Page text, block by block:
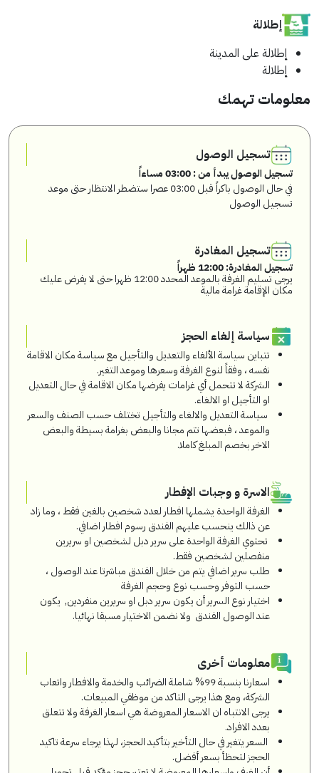
إطلالة
إطلالة على المدينة
إطلالة
معلومات تهمك
تسجيل الوصول
تسجيل الوصول يبدأ من : 03:00 مساءاً
في حال الوصول باكراً قبل 03:00 عصرا ستضطر الانتظار حتى موعد
تسجيل الوصول
تسجيل المغادرة
تسجيل المغادرة: 12:00 ظهراً
يرجى تسليم الغرفة بالموعد المحدد 12:00 ظهرا حتى لا يفرض عليك
مكان الإقامة غرامة مالية
سياسة إلغاء الحجز
تتباين سياسة الألغاء والتعديل والتأجيل مع سياسة مكان الاقامة
نفسه ، وفقاً لنوع الغرفة وسعرها وموعد التغير.
الشركة لا تتحمل أي غرامات يفرضها مكان الاقامة في حال التعديل
او التأجيل او الالغاء.
سياسة التعديل والالغاء والتأجيل تختلف حسب الصنف والسعر
والموعد ، فبعضها تتم مجانا والبعض بغرامة بسيطة والبعض
الاخر بخصم المبلغ كاملا.
الاسرة و وجبات الإفطار
الغرفة الواحدة يشملها افطار لعدد شخصين بالغين فقط ، وما زاد
عن ذالك ينحسب عليهم الفندق رسوم افطار اضافي.
تحتوي الغرفة الواحدة على سرير دبل لشخصين او سريرين
منفصلين لشخصين فقط.
طلب سرير اضافي يتم من خلال الفندق مباشرتا عند الوصول ،
حسب التوفر وحسب نوع وحجم الغرفة
اختيار نوع السرير أن يكون سرير دبل او سريرين منفردين, يكون
عند الوصول الفندق ولا نضمن الاختيار مسبقا نهائيا.
معلومات أخرى
اسعارنا بنسبة 99% شاملة الضرائب والخدمة والافطار واتعاب
الشركة، ومع هذا يرجى التاكد من موظفي المبيعات.
يرجى الانتباه ان الاسعار المعروضة هي اسعار الغرفة ولا تتعلق
بعدد الافراد.
السعر يتغير في حال التأخير بتأكيد الحجز، لهذا يرجاء سرعة تاكيد
الحجز لتحظأ بسعر أفضل.